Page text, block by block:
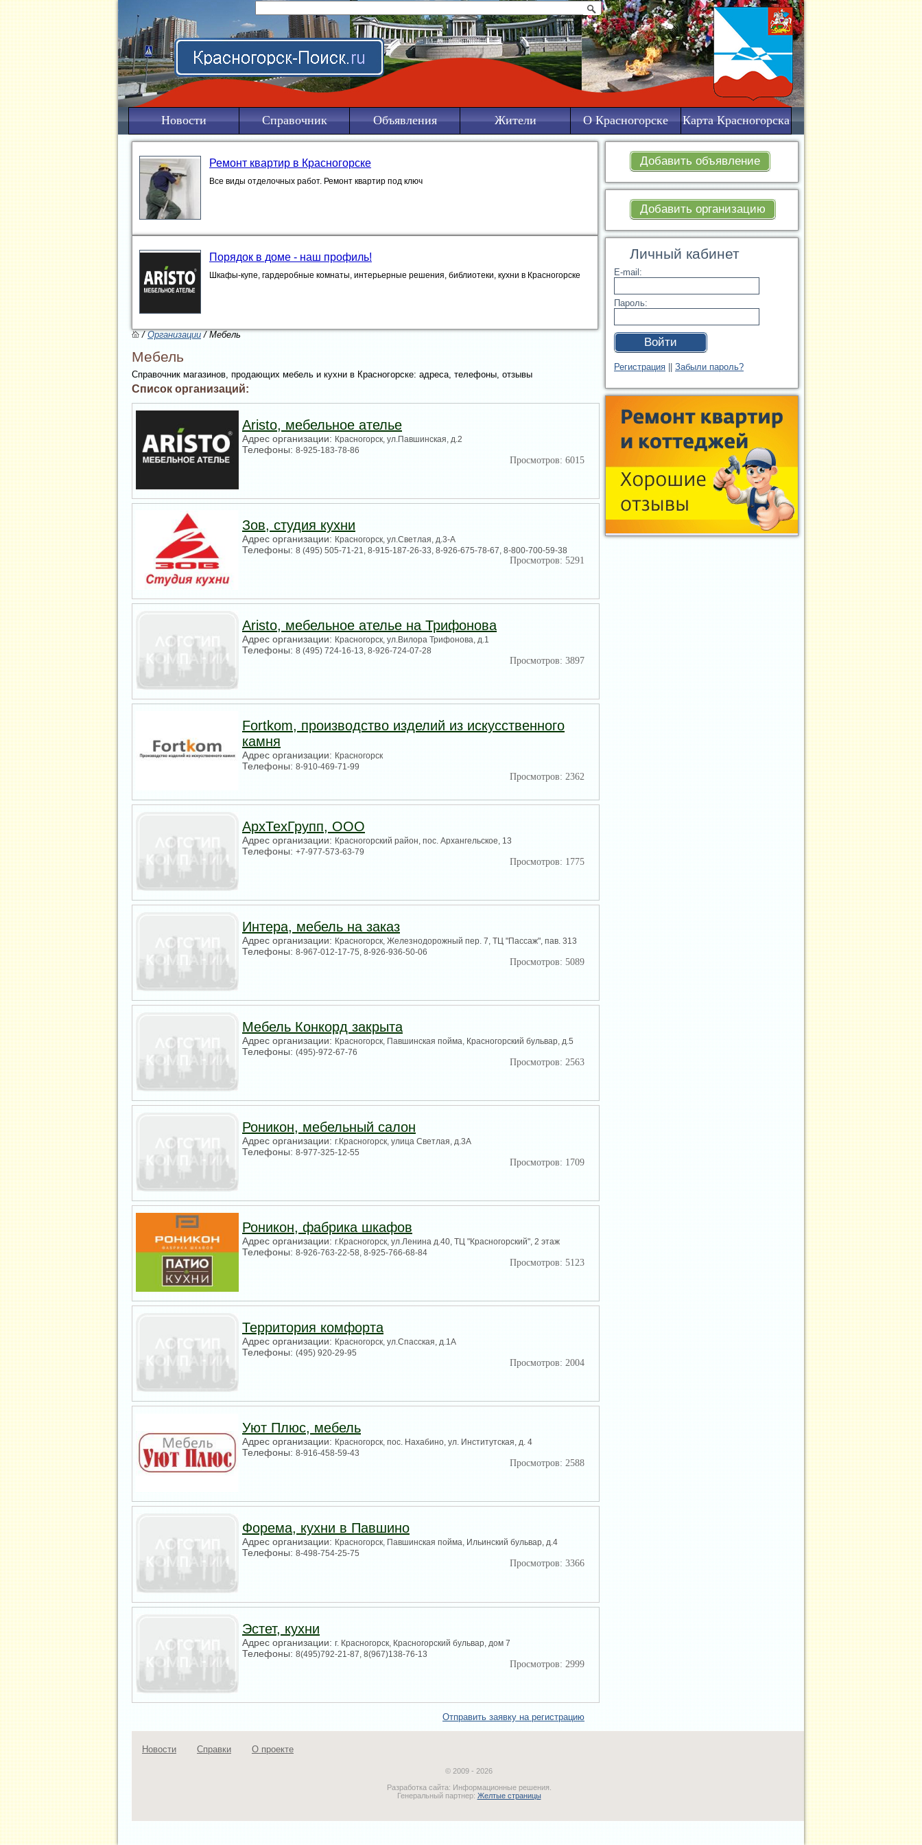
Новости Справочник Объявления Жители О Красногорске Карта Красногорска
Добавить объявление
Добавить организацию
Личный кабинет
E-mail:
Пароль:
Войти
Регистрация Забыли пароль?
Ремонт квартир в Красногорске
Все виды отделочных работ. Ремонт квартир под ключ
Порядок в доме - наш профиль!
Шкафы-купе, гардеробные комнаты, интерьерные решения, библиотеки, кухни в Красногорске
/Организации/ Мебель
Мебель
Справочник магазинов, продающих мебель и кухни в Красногорске: адреса, телефоны, отзывы
Список организаций:
Aristo, мебельное ателье
Адрес организации: Красногорск, ул.Павшинская, д.2
Телефоны:8-925-183-78-86
Просмотров: 6015
Зов, студия кухни
Адрес организации: Красногорск, ул.Светлая, д.3-А
Телефоны:8 (495) 505-71-21, 8-915-187-26-33, 8-926-675-78-67, 8-800-700-59-38
Просмотров: 5291
Aristo, мебельное ателье на Трифонова
Адрес организации: Красногорск, ул.Вилора Трифонова, д.1
Телефоны:8 (495) 724-16-13, 8-926-724-07-28
Просмотров: 3897
Fortkom, производство изделий из искусственного
камня
Адрес организации: Красногорск
Телефоны:8-910-469-71-99
Просмотров: 2362
АрхТехГрупп, ООО
Адрес организации:Красногорский район, пос. Архангельское, 13
Телефоны:+7-977-573-63-79
Просмотров: 1775
Интера, мебель на заказ
Адрес организации:Красногорск, Железнодорожный пер. 7, ТЦ "Пассаж", пав. 313
Телефоны:8-967-012-17-75, 8-926-936-50-06
Просмотров: 5089
Мебель Конкорд закрыта
Адрес организации:Красногорск, Павшинская пойма, Красногорский бульвар, д.5
Телефоны:(495)-972-67-76
Просмотров: 2563
Роникон, мебельный салон
Адрес организации:г.Красногорск, улица Светлая, д.3А
Телефоны:8-977-325-12-55
Просмотров: 1709
Роникон, фабрика шкафов
Адрес организации:г.Красногорск, ул.Ленина д.40, ТЦ "Красногорский", 2 этаж
Телефоны:8-926-763-22-58, 8-925-766-68-84
Просмотров: 5123
Территория комфорта
Адрес организации: Красногорск, ул.Спасская, д.1А
Телефоны:(495) 920-29-95
Просмотров: 2004
Уют Плюс, мебель
Адрес организации: Красногорск, пос. Нахабино, ул. Институтская, д. 4
Телефоны:8-916-458-59-43
Просмотров: 2588
Форема, кухни в Павшино
Адрес организации: Красногорск, Павшинская пойма, Ильинский бульвар, д.4
Телефоны:8-498-754-25-75
Просмотров: 3366
Эстет, кухни
Адрес организации:г. Красногорск, Красногорский бульвар, дом 7
Телефоны:8(495)792-21-87, 8(967)138-76-13
Просмотров: 2999
Отправить заявку на регистрацию
Новости Справки О проекте
© 2009 - 2026
Разработка сайта: Информационные решения.
Генеральный партнер: Желтые страницы